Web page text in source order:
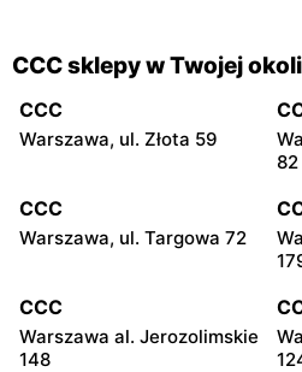
CCC sklepy w Twojej
CCC
Warszawa, ul. Złota 59
82
CCC
Warszawa, ul. Targowa 72
CCC
Warszawa al. Jerozolimskie
148